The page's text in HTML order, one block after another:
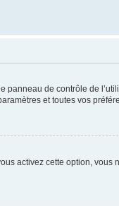
de contrôle de
et toutes vos
activez cette option, vous